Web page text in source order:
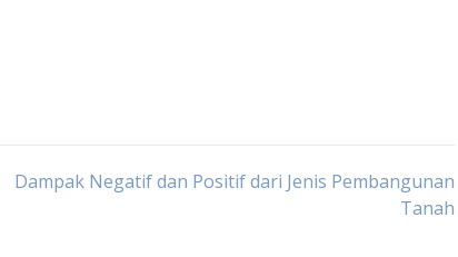
Dampak Negatif dan Positif dari Jenis Pembangunan
Tanah